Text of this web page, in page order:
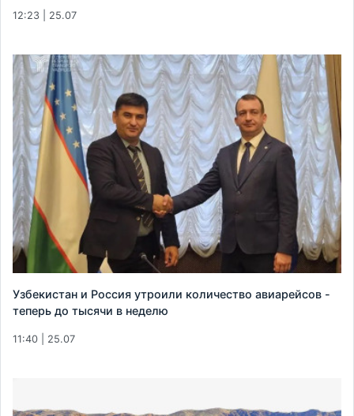
12:23 | 25.07
Узбекистан и Россия утроили количество авиарейсов -
теперь до тысячи в неделю
11:40 | 25.07